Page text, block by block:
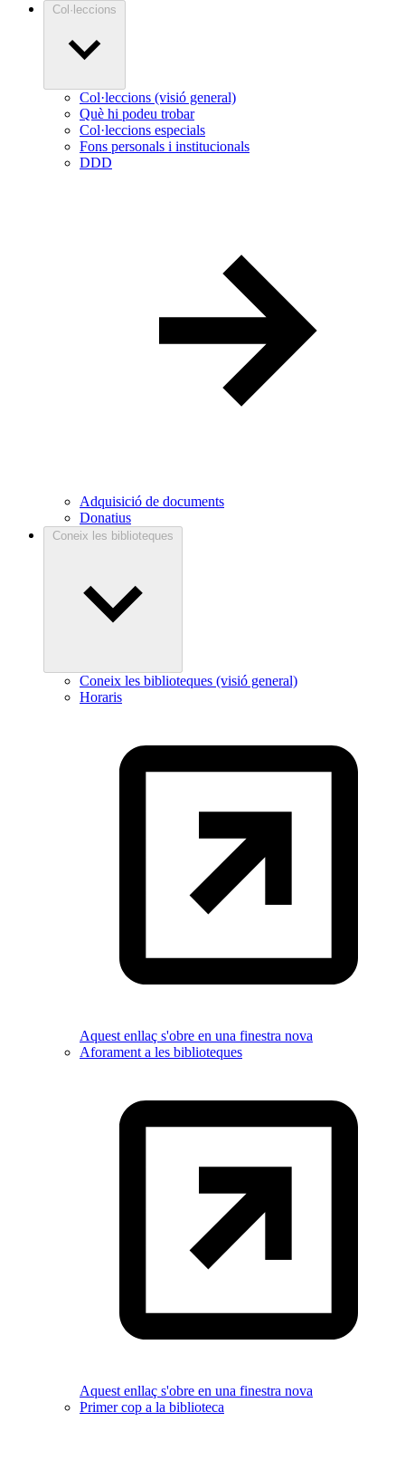
Col·leccions
Col·leccions (visió general)
Què hi podeu trobar
Col·leccions especials
Fons personals i institucionals
DDD
Adquisició de documents
Donatius
Coneix les biblioteques
Coneix les biblioteques (visió general)
Horaris
Aquest enllaç s'obre en una finestra nova
Aforament a les biblioteques
Aquest enllaç s'obre en una finestra nova
Primer cop a la biblioteca